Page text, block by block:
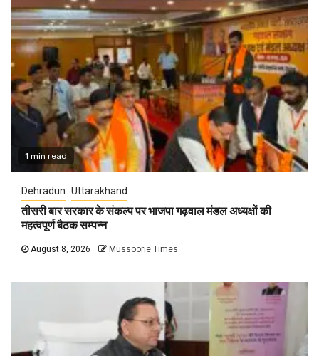
1 min read
Dehradun Uttarakhand
तीसरी बार सरकार के संकल्प पर भाजपा गढ़वाल मंडल अध्यक्षों की
महत्वपूर्ण बैठक सम्पन्न
August 8, 2026 Mussoorie Times